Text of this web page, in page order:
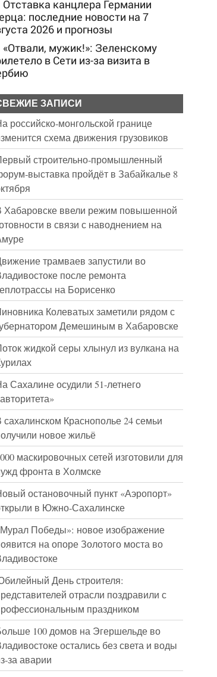
Отставка канцлера Германии
последние новости на 7
2026 и прогнозы
«Отвали, мужик!»: Зеленскому
в Сети из-за визита в
ЗАПИСИ
российско‑монгольской границе
схема движения грузовиков
строительно‑промышленный
пройдёт в Забайкалье 8
Хабаровске ввели режим повышенной
в связи с наводнением на
трамваев запустили во
после ремонта
на Борисенко
Колеватых заметили рядом с
Демешиным в Хабаровске
жидкой серы хлынул из вулкана на
Сахалине осудили 51-летнего
сахалинском Краснополье 24 семьи
новое жильё
маскировочных сетей изготовили для
фронта в Холмске
остановочный пункт «Аэропорт»
в Южно-Сахалинске
Победы»: новое изображение
на опоре Золотого моста во
День строителя:
отрасли поздравили с
праздником
100 домов на Эгершельде во
остались без света и воды
за аварии